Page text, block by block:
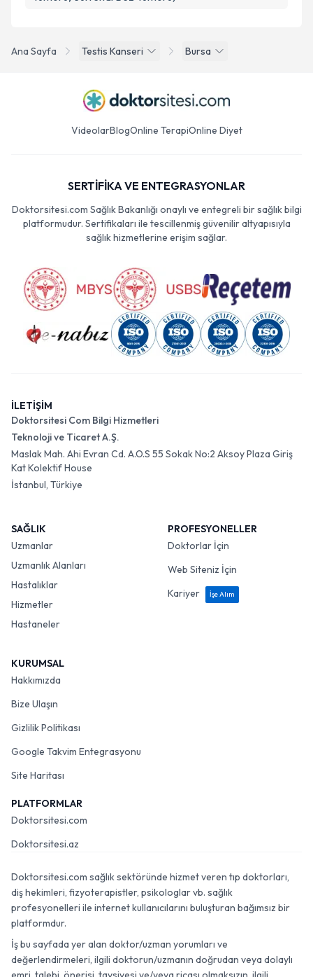
Ana Sayfa Testis Kanseri Bursa
VideolarBlogOnline TerapiOnline Diyet
SERTİFİKA VE ENTEGRASYONLAR
Doktorsitesi.com Sağlık Bakanlığı onaylı ve entegreli bir sağlık bilgi
platformudur. Sertifikaları ile tescillenmiş güvenilir altyapısıyla
sağlık hizmetlerine erişim sağlar.
İLETİŞİM
Doktorsitesi Com Bilgi Hizmetleri
Teknoloji ve Ticaret A.Ş.
Maslak Mah. Ahi Evran Cd. A.O.S 55 Sokak No:2 Aksoy Plaza Giriş
Kat Kolektif House
İstanbul, Türkiye
SAĞLIK
Uzmanlar
Uzmanlık Alanları
Hastalıklar
Hizmetler
Hastaneler
PROFESYONELLER
Doktorlar İçin
Web Siteniz İçin
Kariyer
İşe Alım
KURUMSAL
Hakkımızda
Bize Ulaşın
Gizlilik Politikası
Google Takvim Entegrasyonu
Site Haritası
PLATFORMLAR
Doktorsitesi.com
Doktorsitesi.az
Doktorsitesi.com sağlık sektöründe hizmet veren tıp doktorları,
diş hekimleri, fizyoterapistler, psikologlar vb. sağlık
profesyonelleri ile internet kullanıcılarını buluşturan bağımsız bir
platformdur.
İş bu sayfada yer alan doktor/uzman yorumları ve
değerlendirmeleri, ilgili doktorun/uzmanın doğrudan veya dolaylı